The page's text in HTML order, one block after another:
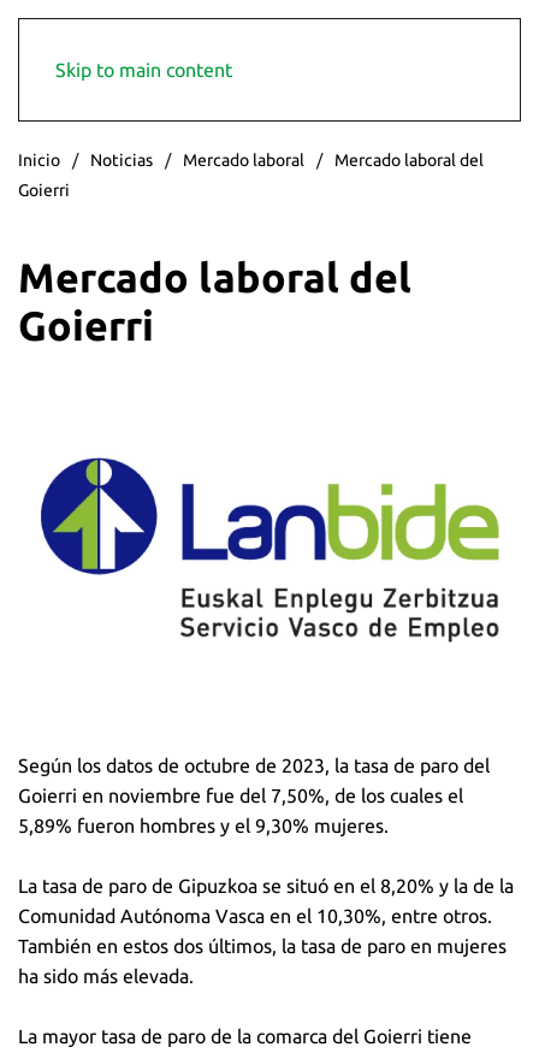
Skip to main content
Inicio Noticias Mercado laboral
Mercado laboral del
Goierri
Mercado laboral del
Goierri
Según los datos de octubre de 2023, la tasa de paro del
Goierri en noviembre fue del 7,50%, de los cuales el
5,89% fueron hombres y el 9,30% mujeres.
La tasa de paro de Gipuzkoa se situó en el 8,20% y la de la
Comunidad Autónoma Vasca en el 10,30%, entre otros.
También en estos dos últimos, la tasa de paro en mujeres
ha sido más elevada.
La mayor tasa de paro de la comarca del Goierri tiene